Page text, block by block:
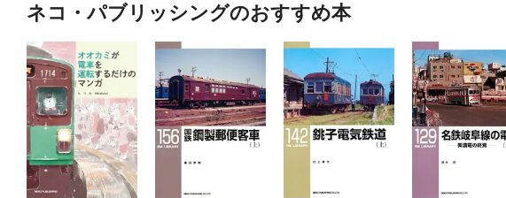
ネコ・パブリッシングのおすすめ本